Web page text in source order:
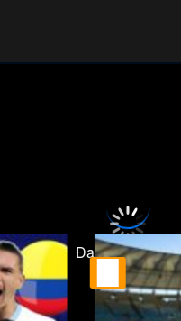
Đang tải video...